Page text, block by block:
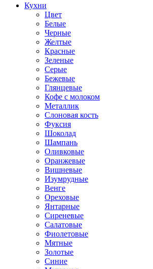
Кухни
Цвет
Белые
Черные
Желтые
Красные
Зеленые
Серые
Бежевые
Глянцевые
Кофе с молоком
Металлик
Слоновая кость
Фуксия
Шоколад
Шампань
Оливковые
Оранжевые
Вишневые
Изумрудные
Венге
Ореховые
Янтарные
Сиреневые
Салатовые
Фиолетовые
Мятные
Золотые
Синие